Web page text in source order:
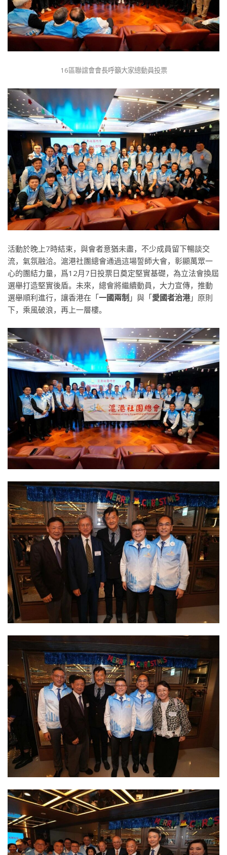
16區聯誼會會長呼籲大家總動員投票
活動於晚上7時結束，與會者意猶未盡，不少成員留下暢談交
流，氣氛融洽。滬港社團總會通過這場誓師大會，彰顯萬眾一
心的團結力量，爲12月7日投票日奠定堅實基礎，為立法會換屆
選舉打造堅實後盾。未來，總會將繼續動員，大力宣傳，推動
選舉順利進行，讓香港在「一國兩制 」與「愛國者治港」原則
下，乘風破浪，再上一層樓。